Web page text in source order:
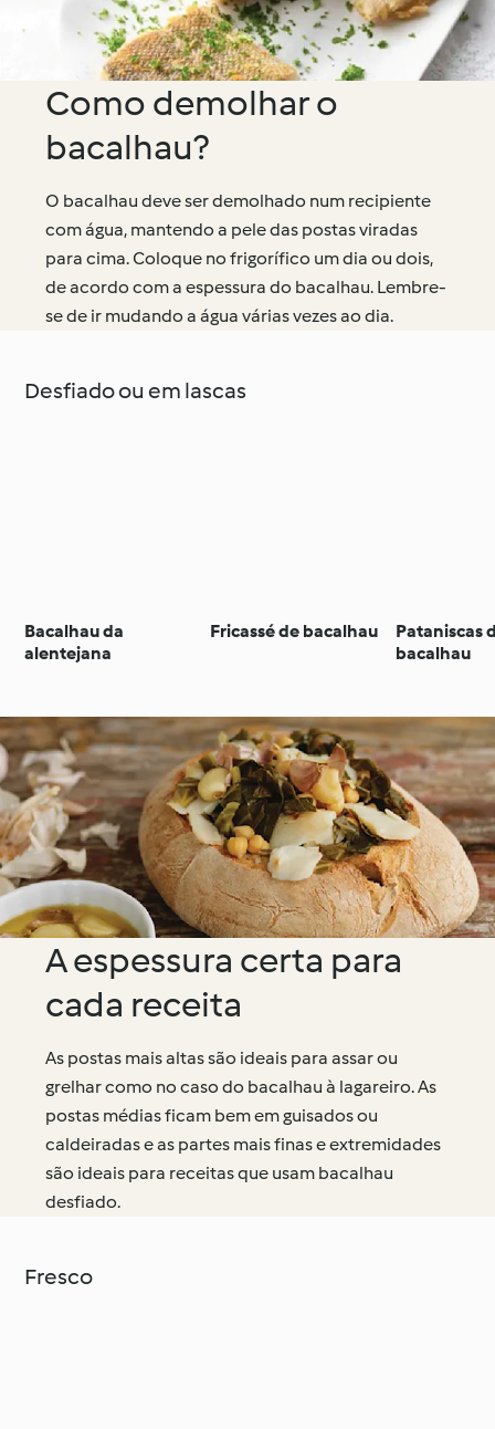
Como demolhar o
bacalhau?
O bacalhau deve ser demolhado num recipiente
com água, mantendo a pele das postas viradas
para cima. Coloque no frigorífico um dia ou dois,
de acordo com a espessura do bacalhau. Lembre-
se de ir mudando a água várias vezes ao dia.
Desfiado ou em lascas
Bacalhau da
alentejana
Fricassé de bacalhau
Pataniscas
bacalhau
A espessura certa para
cada receita
As postas mais altas são ideais para assar ou
grelhar como no caso do bacalhau à lagareiro. As
postas médias ficam bem em guisados ou
caldeiradas e as partes mais finas e extremidades
são ideais para receitas que usam bacalhau
desfiado.
Fresco